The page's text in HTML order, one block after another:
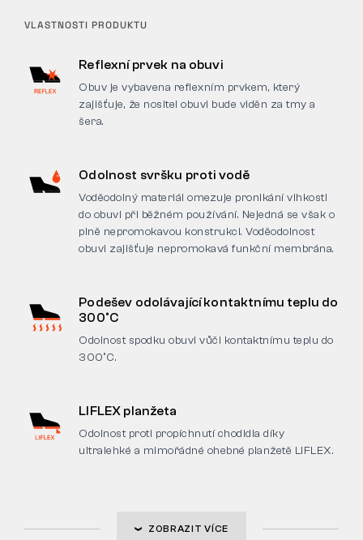
VLASTNOSTI PRODUKTU
Reflexní prvek na obuvi
Obuv je vybavena reflexním prvkem, který
zajišťuje, že nositel obuvi bude viděn za tmy a
šera.
Odolnost svršku proti vodě
Voděodolný materiál omezuje pronikání vlhkosti
do obuvi při běžném používání. Nejedná se však o
plně nepromokavou konstrukci. Voděodolnost
obuvi zajišťuje nepromokavá funkční membrána.
Podešev odolávající kontaktnímu teplu do
300°C
Odolnost spodku obuvi vůči kontaktnímu teplu do
300°C.
LIFLEX planžeta
Odolnost proti propíchnutí chodidla díky
ultralehké a mimořádné ohebné planžetě LIFLEX.
ZOBRAZIT VÍCE